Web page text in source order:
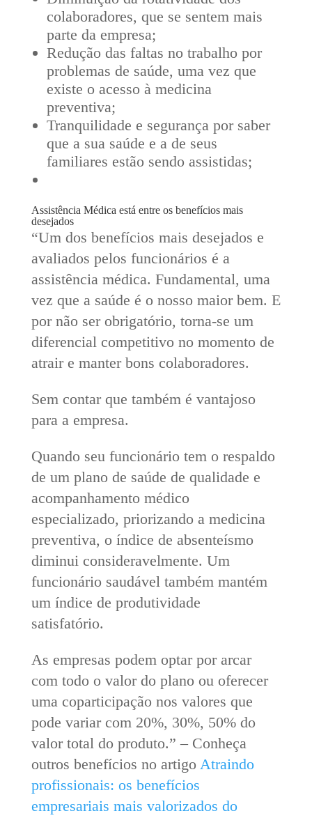
colaboradores, que se sentem mais
parte da empresa;
Redução das faltas no trabalho por
problemas de saúde, uma vez que
existe o acesso à medicina
preventiva;
Tranquilidade e segurança por saber
que a sua saúde e a de seus
familiares estão sendo assistidas;
Assistência Médica está entre os benefícios mais
desejados
“Um dos benefícios mais desejados e
avaliados pelos funcionários é a
assistência médica. Fundamental, uma
vez que a saúde é o nosso maior bem. E
por não ser obrigatório, torna-se um
diferencial competitivo no momento de
atrair e manter bons colaboradores.
Sem contar que também é vantajoso
para a empresa.
Quando seu funcionário tem o respaldo
de um plano de saúde de qualidade e
acompanhamento médico
especializado, priorizando a medicina
preventiva, o índice de absenteísmo
diminui consideravelmente. Um
funcionário saudável também mantém
um índice de produtividade
satisfatório.
As empresas podem optar por arcar
com todo o valor do plano ou oferecer
uma coparticipação nos valores que
pode variar com 20%, 30%, 50% do
valor total do produto.” – Conheça
outros benefícios no artigo Atraindo
profissionais: os benefícios
empresariais mais valorizados do